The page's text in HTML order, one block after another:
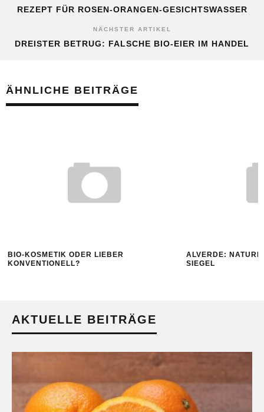
REZEPT FÜR ROSEN-ORANGEN-GESICHTSWASSER
NÄCHSTER ARTIKEL
DREISTER BETRUG: FALSCHE BIO-EIER IM HANDEL
ÄHNLICHE BEITRÄGE
BIO-KOSMETIK ODER LIEBER
KONVENTIONELL?
ALVERDE:
SIEGEL
AKTUELLE BEITRÄGE